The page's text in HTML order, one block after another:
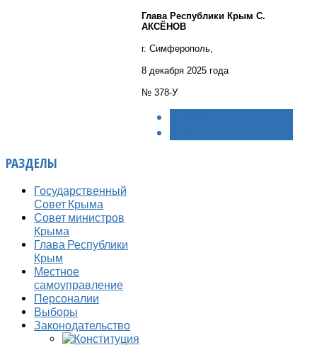
Глава Республики Крым С.
АКСЁНОВ
г. Симферополь,
8 декабря 2025 года
№ 378-У
РАЗДЕЛЫ
Государственный
Совет Крыма
Совет министров
Крыма
Глава Республики
Крым
Местное
самоуправление
Персоналии
Выборы
Законодательство